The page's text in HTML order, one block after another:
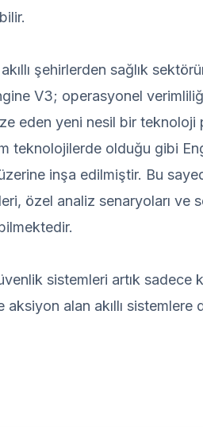
şehirlerden sağlık
V3; operasyonel
eden yeni nesil bir
teknolojilerde olduğu gibi
inşa edilmiştir. Bu
özel analiz senaryoları ve
sistemleri artık sadece
alan akıllı sistemlere